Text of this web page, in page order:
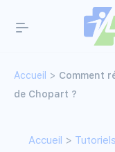
Accueil > Comment
de Chopart ?
Accueil > Tutoriels